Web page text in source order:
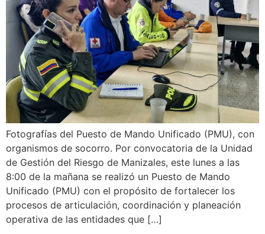
Fotografías del Puesto de Mando Unificado (PMU), con
organismos de socorro. Por convocatoria de la Unidad
de Gestión del Riesgo de Manizales, este lunes a las
8:00 de la mañana se realizó un Puesto de Mando
Unificado (PMU) con el propósito de fortalecer los
procesos de articulación, coordinación y planeación
operativa de las entidades que […]